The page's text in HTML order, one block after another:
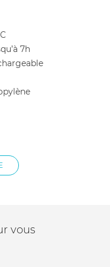
7h
vous